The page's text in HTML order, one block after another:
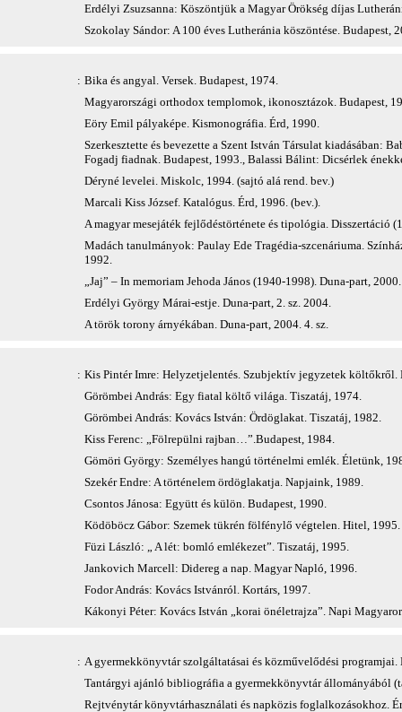
Erdélyi Zsuzsanna: Köszöntjük a Magyar Örökség díjas
Szokolay Sándor: A 100 éves Lutheránia köszöntése. Budapest,
: Bika és angyal. Versek. Budapest, 1974.
Magyarországi orthodox templomok, ikonosztázok. Budapest,
Eöry Emil pályaképe. Kismonográfia. Érd, 1990.
Szerkesztette és bevezette a Szent István Társulat kiadásában:
Fogadj fiadnak. Budapest, 1993., Balassi Bálint: Dicsérlek
Déryné levelei. Miskolc, 1994. (sajtó alá rend. bev.)
Marcali Kiss József. Katalógus. Érd, 1996. (bev.).
A magyar mesejáték fejlődéstörténete és tipológia. Disszertáció
Madách tanulmányok: Paulay Ede Tragédia-szcenáriuma.
1992.
„Jaj” – In memoriam Jehoda János (1940-1998). Duna-part, 2000.
Erdélyi György Márai-estje. Duna-part, 2. sz. 2004.
A török torony árnyékában. Duna-part, 2004. 4. sz.
: Kis Pintér Imre: Helyzetjelentés. Szubjektív jegyzetek költőkről.
Görömbei András: Egy fiatal költő világa. Tiszatáj, 1974.
Görömbei András: Kovács István: Ördöglakat. Tiszatáj, 1982.
Kiss Ferenc: „Fölrepülni rajban…”.Budapest, 1984.
Gömöri György: Személyes hangú történelmi emlék. Életünk,
Szekér Endre: A történelem ördöglakatja. Napjaink, 1989.
Csontos Jánosa: Együtt és külön. Budapest, 1990.
Ködöböcz Gábor: Szemek tükrén fölfénylő végtelen. Hitel, 1995.
Füzi László: „ A lét: bomló emlékezet”. Tiszatáj, 1995.
Jankovich Marcell: Didereg a nap. Magyar Napló, 1996.
Fodor András: Kovács Istvánról. Kortárs, 1997.
Kákonyi Péter: Kovács István „korai önéletrajza”. Napi
: A gyermekkönyvtár szolgáltatásai és közművelődési programjai.
Tantárgyi ajánló bibliográfia a gyermekkönyvtár állományából
Rejtvénytár könyvtárhasználati és napközis foglalkozásokhoz.